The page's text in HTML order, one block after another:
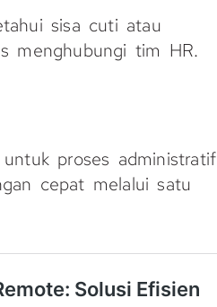
sisa cuti atau
menghubungi tim HR.
proses administratif
cepat melalui satu